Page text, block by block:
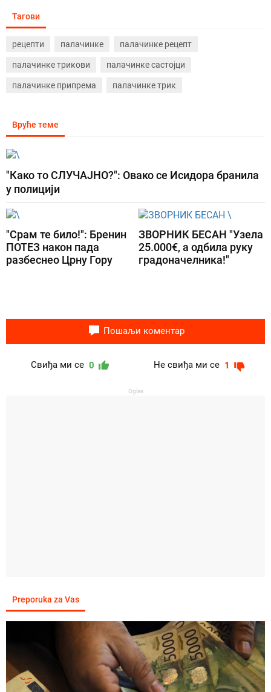
Тагови
рецепти палачинке палачинке рецепт
палачинке трикови палачинке састојци
палачинке припрема палачинке трик
Вруће теме
"Како то СЛУЧАЈНО?": Овако се Исидора бранила
у полицији
"Срам те било!": Бренин
ПОТЕЗ након пада
разбеснео Црну Гору
ЗВОРНИК БЕСАН "Узела
25.000€, а одбила руку
градоначелника!"
Пошаљи коментар
Свиђа ми се 0 Не свиђа ми се 1
Oglas
Preporuka za Vas